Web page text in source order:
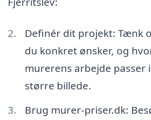
Definér dit projekt: Tænk
du konkret ønsker, og
murerens arbejde passer
større billede.
Brug murer-priser.dk: